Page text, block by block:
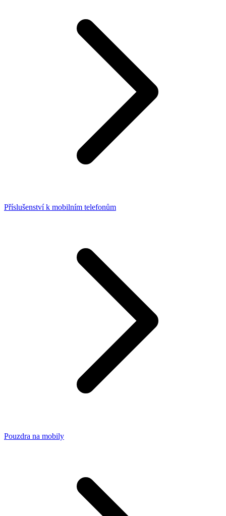
Příslušenství k mobilním telefonům
Pouzdra na mobily